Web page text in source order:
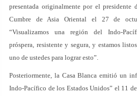
presentada originalmente por el presidente
Cumbre de Asia Oriental el 27 de
“Visualizamos una región del Indo-
próspera, resistente y segura, y estamos
uno de ustedes para lograr esto”.
Posteriormente, la Casa Blanca emitió un
Indo-Pacífico de los Estados Unidos” el 11